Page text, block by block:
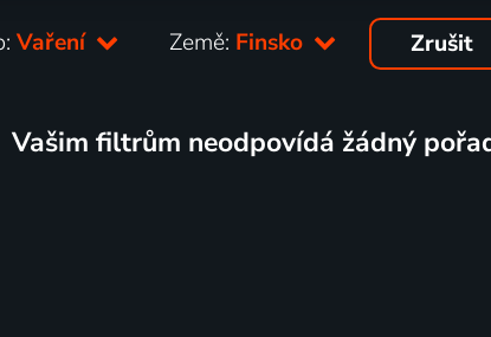
Vaření Země: Finsko Zrušit
Vašim filtrům neodpovídá žádný